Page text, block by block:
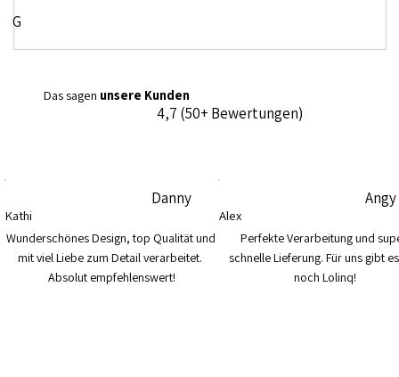
G
Das sagen unsere Kunden
4,7 (50+ Bewertungen)
Kathi
Wunderschönes Design, top Qualität und
mit viel Liebe zum Detail verarbeitet.
Absolut empfehlenswert!
Danny
Alex
Perfekte Verarbeitung und
schnelle Lieferung. Für uns gibt
noch Lolinq!
Angy